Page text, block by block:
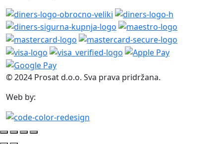
© 2024 Prosat d.o.o. Sva prava pridržana.
Web by: